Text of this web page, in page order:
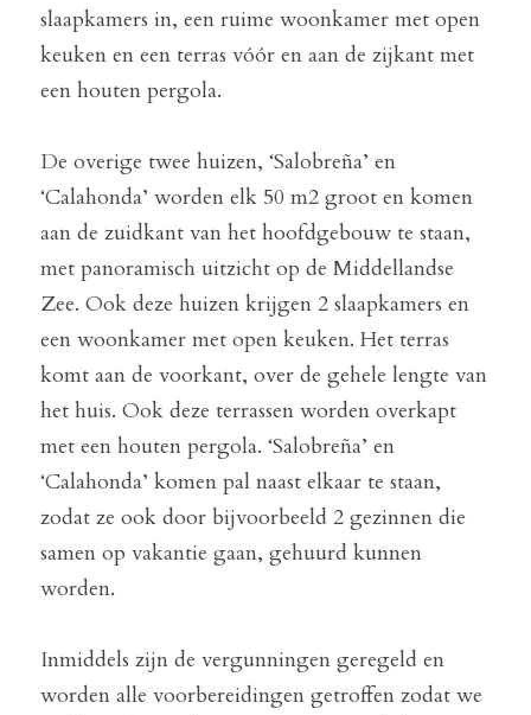
slaapkamers in, een ruime woonkamer met open
keuken en een terras vóór en aan de zijkant met
een houten pergola.
De overige twee huizen, ‘Salobreña’ en
‘Calahonda’ worden elk 50 m2 groot en komen
aan de zuidkant van het hoofdgebouw te staan,
met panoramisch uitzicht op de Middellandse
Zee. Ook deze huizen krijgen 2 slaapkamers en
een woonkamer met open keuken. Het terras
komt aan de voorkant, over de gehele lengte van
het huis. Ook deze terrassen worden overkapt
met een houten pergola. ‘Salobreña’ en
‘Calahonda’ komen pal naast elkaar te staan,
zodat ze ook door bijvoorbeeld 2 gezinnen die
samen op vakantie gaan, gehuurd kunnen
worden.
Inmiddels zijn de vergunningen geregeld en
worden alle voorbereidingen getroffen zodat we